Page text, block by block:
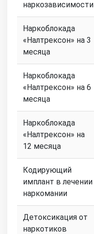
наркозависимости
Наркоблокада
«Налтрексон» на 3
месяца
Наркоблокада
«Налтрексон» на 6
месяца
Наркоблокада
«Налтрексон» на
12 месяца
Кодирующий
имплант в лечении
наркомании
Детоксикация от
наркотиков